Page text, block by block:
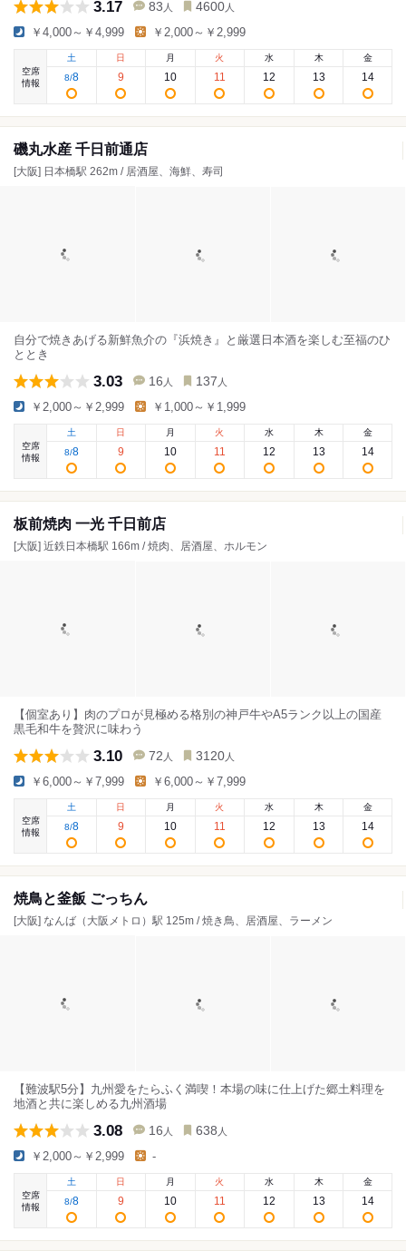
3.17 83 人 4600 人
￥4,000～￥4,999 ￥2,000～￥2,999
空席
情報
土
8/8
日
9
月
10
火
11
水
12
木
13
金
14
磯丸水産 千日前通店
[大阪] 日本橋駅 262m / 居酒屋、海鮮、寿司
自分で焼きあげる新鮮魚介の『浜焼き』と厳選日本酒を楽しむ至福のひ
ととき
3.03 16 人 137 人
￥2,000～￥2,999 ￥1,000～￥1,999
空席
情報
土
8/8
日
9
月
10
火
11
水
12
木
13
金
14
板前焼肉 一光 千日前店
[大阪] 近鉄日本橋駅 166m / 焼肉、居酒屋、ホルモン
【個室あり】肉のプロが見極める格別の神戸牛やA5ランク以上の国産
黒毛和牛を贅沢に味わう
3.10 72 人 3120 人
￥6,000～￥7,999 ￥6,000～￥7,999
空席
情報
土
8/8
日
9
月
10
火
11
水
12
木
13
金
14
焼鳥と釜飯 ごっちん
[大阪] なんば（大阪メトロ）駅 125m / 焼き鳥、居酒屋、ラーメン
【難波駅5分】九州愛をたらふく満喫！本場の味に仕上げた郷土料理を
地酒と共に楽しめる九州酒場
3.08 16 人 638 人
￥2,000～￥2,999 -
空席
情報
土
8/8
日
9
月
10
火
11
水
12
木
13
金
14